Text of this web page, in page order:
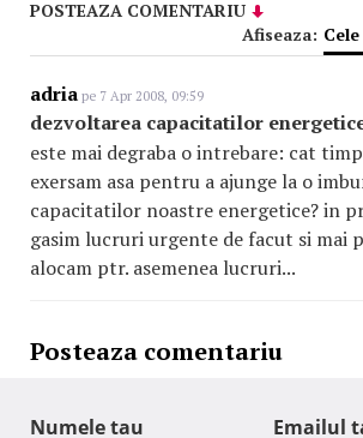
POSTEAZA COMENTARIU
Afiseaza:
adria pe 7 Apr 2008, 09:59
dezvoltarea capacitatilor
este mai degraba o intrebare: cat
exersam asa pentru a ajunge la o
capacitatilor noastre energetice? in
gasim lucruri urgente de facut si mai
alocam ptr. asemenea lucruri...
Posteaza comentariu
Numele tau Emailul